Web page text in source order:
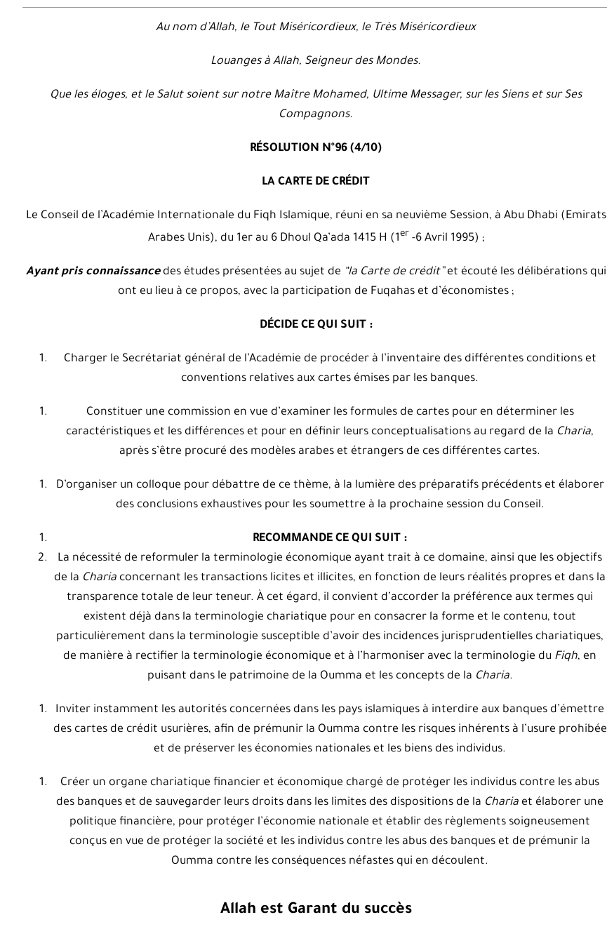
Au nom d’Allah, le Tout Miséricordieux, le Très Miséricordieux
Louanges à Allah, Seigneur des Mondes.
Que les éloges, et le Salut soient sur notre Maître Mohamed, Ultime Messager, sur les Siens et sur Ses
Compagnons.
RÉSOLUTION N°96 (4/10)
LA CARTE DE CRÉDIT
Le Conseil de l’Académie Internationale du Fiqh Islamique, réuni en sa neuvième Session, à Abu Dhabi (Emirats
Arabes Unis), du 1er au 6 Dhoul Qa’ada 1415 H (1er -6 Avril 1995) ;
Ayant pris connaissancedes études présentées au sujet de “la Carte de crédit”et écouté les délibérations qui
ont eu lieu à ce propos, avec la participation de Fuqahas et d’économistes ;
DÉCIDE CE QUI SUIT :
Charger le Secrétariat général de l’Académie de procéder à l’inventaire des différentes conditions et
conventions relatives aux cartes émises par les banques.
Constituer une commission en vue d’examiner les formules de cartes pour en déterminer les
caractéristiques et les différences et pour en définir leurs conceptualisations au regard de la Charia,
après s’être procuré des modèles arabes et étrangers de ces différentes cartes.
D’organiser un colloque pour débattre de ce thème, à la lumière des préparatifs précédents et élaborer
des conclusions exhaustives pour les soumettre à la prochaine session du Conseil.
RECOMMANDE CE QUI SUIT :
La nécessité de reformuler la terminologie économique ayant trait à ce domaine, ainsi que les objectifs
de la Charia concernant les transactions licites et illicites, en fonction de leurs réalités propres et dans la
transparence totale de leur teneur. À cet égard, il convient d’accorder la préférence aux termes qui
existent déjà dans la terminologie chariatique pour en consacrer la forme et le contenu, tout
particulièrement dans la terminologie susceptible d’avoir des incidences jurisprudentielles chariatiques,
de manière à rectifier la terminologie économique et à l’harmoniser avec la terminologie du Fiqh, en
puisant dans le patrimoine de la Oumma et les concepts de la Charia.
Inviter instamment les autorités concernées dans les pays islamiques à interdire aux banques d’émettre
des cartes de crédit usurières, afin de prémunir la Oumma contre les risques inhérents à l’usure prohibée
et de préserver les économies nationales et les biens des individus.
Créer un organe chariatique financier et économique chargé de protéger les individus contre les abus
des banques et de sauvegarder leurs droits dans les limites des dispositions de la Charia et élaborer une
politique financière, pour protéger l’économie nationale et établir des règlements soigneusement
conçus en vue de protéger la société et les individus contre les abus des banques et de prémunir la
Oumma contre les conséquences néfastes qui en découlent.
Allah est Garant du succès